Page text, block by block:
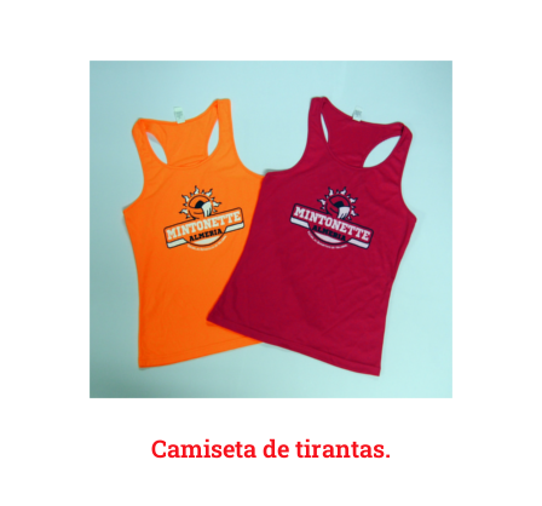
Camiseta de tirantas.